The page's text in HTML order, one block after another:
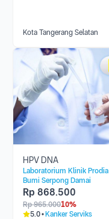
Kota Tangerang Selatan
HPV DNA
Laboratorium Klinik Prodia
Bumi Serpong Damai
Rp 868.500
Rp 965.00010%
5.0
Kanker Serviks